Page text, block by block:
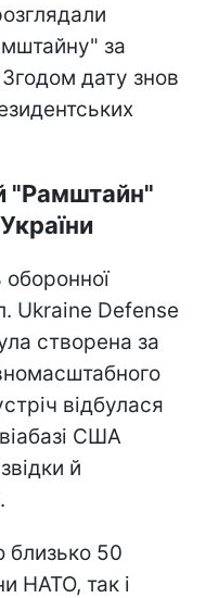
за
дату знов
"Рамштайн"
оборонної
Ukraine Defense
створена за
відбулася
США
й
близько 50
НАТО, так і